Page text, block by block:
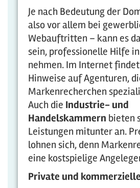
Je nach Bedeutung der
also vor allem bei
Webauftritten – kann es
sein, professionelle Hilfe
nehmen. Im Internet
Hinweise auf Agenturen,
Markenrecherchen
Auch die Industrie- und
Handelskammern bieten
Leistungen mitunter an.
lohnen sich, denn
eine kostspielige
Private und